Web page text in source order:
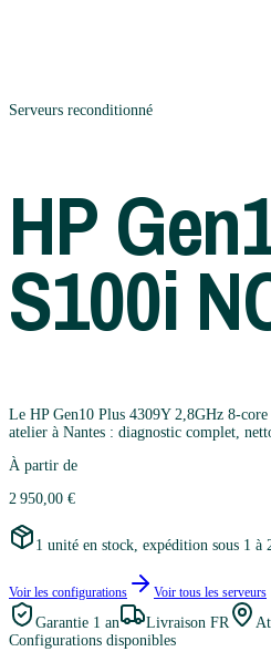
Serveurs reconditionné
HP
S100i
Le HP Gen10 Plus 4309Y 2,8GHz 8-
atelier à Nantes : diagnostic complet,
À partir de
2 950,00 €
1 unité en stock, expédition sous 1 à
Voir les configurations Voir tous les serveurs
Garantie 1 an Livraison FR
Configurations disponibles